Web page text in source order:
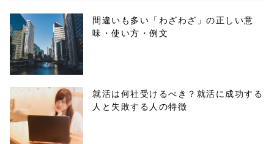
ml/wp-
content/themes
/tapbiz_theme/
parts/sns-
buttons.php on
line10
間違いも多い「わざわざ」の正しい意
味・使い方・例文
就活は何社受けるべき？就活に成功する
人と失敗する人の特徴